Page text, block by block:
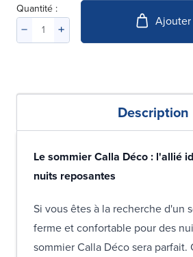
Quantité :
Ajouter
Description
Le sommier Calla Déco : l'allié
nuits reposantes
Si vous êtes à la recherche d'un
ferme et confortable pour des
sommier Calla Déco sera parfait.